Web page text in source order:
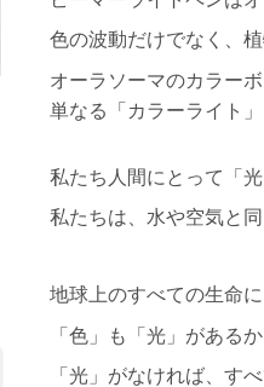
色の波動だけでなく、
オーラソーマのカラー
単なる「カラーライト
私たち人間にとって「
私たちは、水や空気と
地球上のすべての生命
「色」も「光」がある
「光」がなければ、す